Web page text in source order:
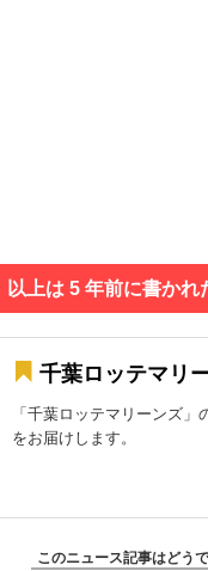
以上は 5 年前に書かれ
千葉ロッテマリ
「千葉ロッテマリーンズ
をお届けします。
このニュース記事はどう